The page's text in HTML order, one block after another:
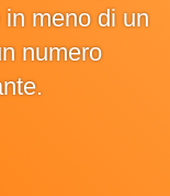
meno di un
numero